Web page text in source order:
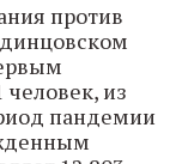
против
из
пандемии